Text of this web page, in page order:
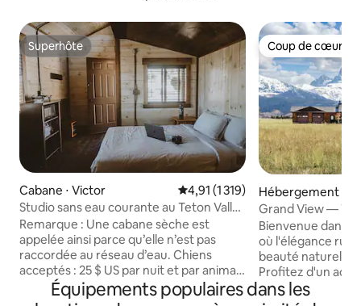
Superhôte
Superhôte
Cabane ⋅ Victor Évaluation moyenne sur la base
4,91 (1 319)
Studio sans eau courante au Teton Valley
Resort
Remarque : Une cabane sèche est
appelée ainsi parce qu’elle n’est pas
raccordée au réseau d’eau. Chiens
acceptés : 25 $ US par nuit et par animal,
à régler à l’arrivée. Deux chiens
maximum. Chiens uniquement ; aucun
Coup de cœur
Coup de cœur
Hébergement ⋅
Grand View —
Jackson, jacuzzi
Bienvenue dans
où l'élégance
beauté naturelle
Profitez d'un
stations de ski
nationaux et à la
Équipements populaires dans les